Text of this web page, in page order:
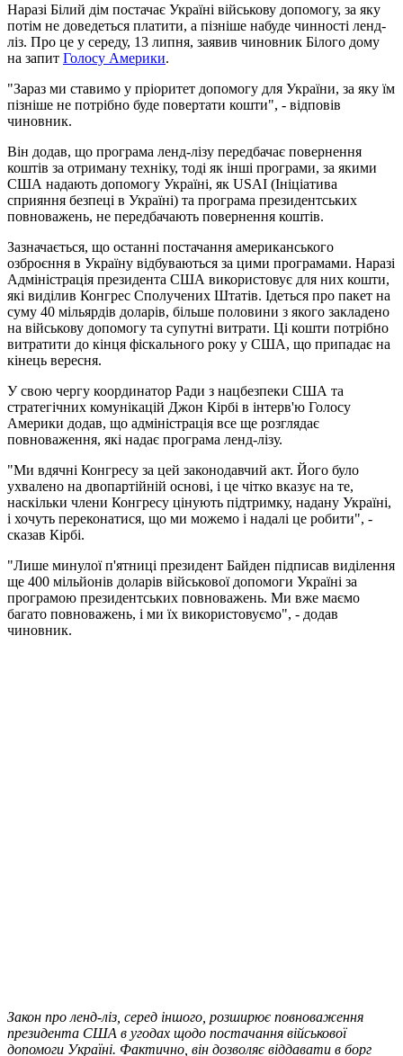
Наразі Білий дім постачає Україні військову допомогу, за яку
потім не доведеться платити, а пізніше набуде чинності ленд-
ліз. Про це у середу, 13 липня, заявив чиновник Білого дому
на запит Голосу Америки.
"Зараз ми ставимо у пріоритет допомогу для України, за яку їм
пізніше не потрібно буде повертати кошти", - відповів
чиновник.
Він додав, що програма ленд-лізу передбачає повернення
коштів за отриману техніку, тоді як інші програми, за якими
США надають допомогу Україні, як USAI (Ініціатива
сприяння безпеці в Україні) та програма президентських
повноважень, не передбачають повернення коштів.
Зазначається, що останні постачання американського
озброєння в Україну відбуваються за цими програмами. Наразі
Адміністрація президента США використовує для них кошти,
які виділив Конгрес Сполучених Штатів. Ідеться про пакет на
суму 40 мільярдів доларів, більше половини з якого закладено
на військову допомогу та супутні витрати. Ці кошти потрібно
витратити до кінця фіскального року у США, що припадає на
кінець вересня.
У свою чергу координатор Ради з нацбезпеки США та
стратегічних комунікацій Джон Кірбі в інтерв'ю Голосу
Америки додав, що адміністрація все ще розглядає
повноваження, які надає програма ленд-лізу.
"Ми вдячні Конгресу за цей законодавчий акт. Його було
ухвалено на двопартійній основі, і це чітко вказує на те,
наскільки члени Конгресу цінують підтримку, надану Україні,
і хочуть переконатися, що ми можемо і надалі це робити", -
сказав Кірбі.
"Лише минулої п'ятниці президент Байден підписав виділення
ще 400 мільйонів доларів військової допомоги Україні за
програмою президентських повноважень. Ми вже маємо
багато повноважень, і ми їх використовуємо", - додав
чиновник.
Закон про ленд-ліз, серед іншого, розширює повноваження
президента США в угодах щодо постачання військової
допомоги Україні. Фактично, він дозволяє віддавати в борг